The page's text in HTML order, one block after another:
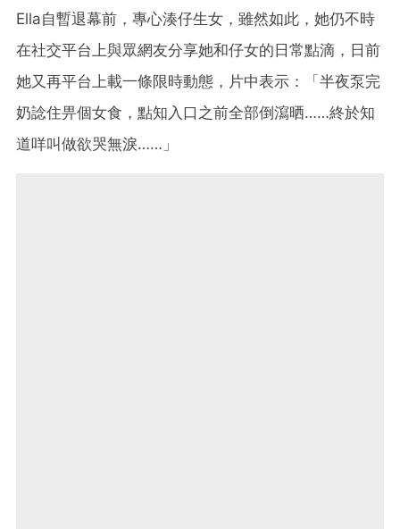
Ella自暫退幕前，專心湊仔生女，雖然如此，她仍不時
在社交平台上與眾網友分享她和仔女的日常點滴，日前
她又再平台上載一條限時動態，片中表示：「半夜泵完
奶諗住畀個女食，點知入口之前全部倒瀉晒……終於知
道咩叫做欲哭無淚…… 」